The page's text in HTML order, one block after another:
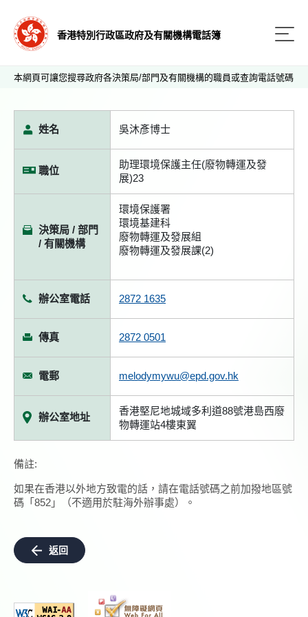
香港特別行政區政府及有關機構電話簿
本網頁可讓您搜尋政府各決策局/部門及有關機構的職員或查詢電話號碼
姓名 吳沐彥博士
職位
助理環境保護主任(廢物轉運及發
展)23
決策局 / 部門
/ 有關機構
環境保護署
環境基建科
廢物轉運及發展組
廢物轉運及發展課(2)
辦公室電話 2872 1635
傳真 2872 0501
電郵 melodymywu@epd.gov.hk
辦公室地址
香港堅尼地城域多利道88號港島西廢
物轉運站4樓東翼
備註:
如果在香港以外地方致電的話，請在電話號碼之前加撥地區號
碼「852」（不適用於駐海外辦事處）。
返回